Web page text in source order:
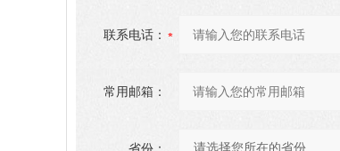
联系电话：
常用邮箱：